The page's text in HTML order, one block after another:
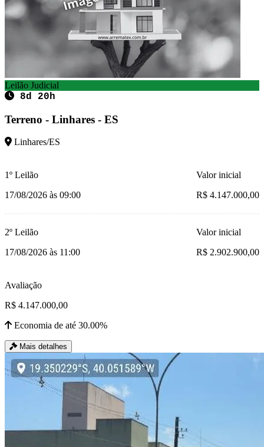
Leilão Judicial
8d 20h
Terreno - Linhares - ES
Linhares/ES
1º Leilão
17/08/2026 às 09:00
Valor inicial
R$ 4.147.000,00
2º Leilão
17/08/2026 às 11:00
Valor inicial
R$ 2.902.900,00
Avaliação
R$ 4.147.000,00
Economia de até 30.00%
Mais detalhes